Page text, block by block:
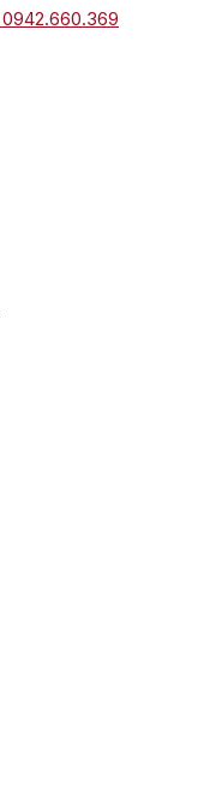
0942.660.369